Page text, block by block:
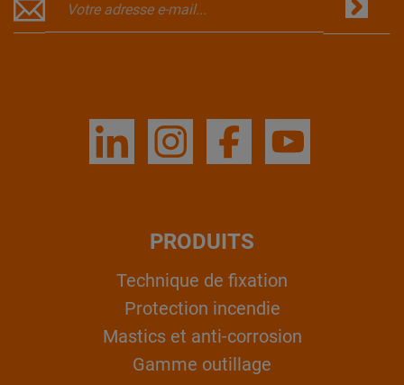
PRODUITS
Technique de fixation
Protection incendie
Mastics et anti-corrosion
Gamme outillage